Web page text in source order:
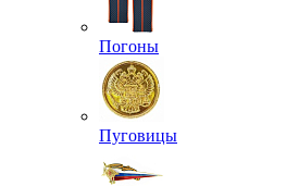
Погоны
Пуговицы